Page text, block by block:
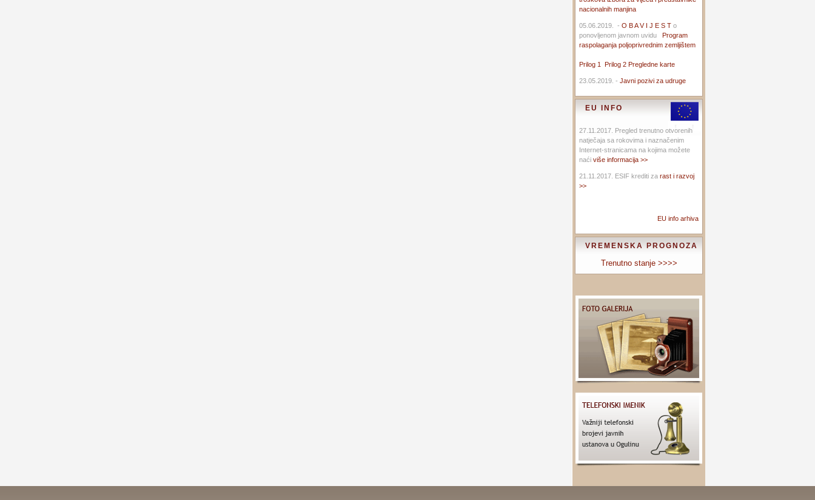
nacionalnih manjina
05.06.2019. - O B A V I J E S T o
ponovljenom javnom uvidu Program
raspolaganja poljoprivrednim zemljištem
Prilog 1 Prilog 2 Pregledne karte
23.05.2019. - Javni pozivi za udruge
EU INFO
27.11.2017. Pregled trenutno otvorenih
natječaja sa rokovima i naznačenim
Internet-stranicama na kojima možete
naći više informacija >>
21.11.2017. ESIF krediti za rast i razvoj
>>
EU info arhiva
VREMENSKA PROGNOZA
Trenutno stanje >>>>